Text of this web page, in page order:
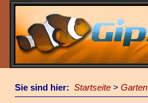
Sie sind hier: Startseite > Garten